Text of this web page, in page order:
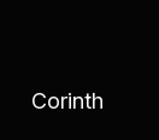
Corinth